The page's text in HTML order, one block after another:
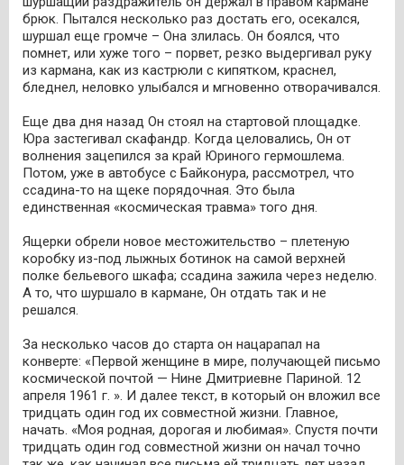
брюк. Пытался несколько раз достать его, осекался,
шуршал еще громче – Она злилась. Он боялся, что
помнет, или хуже того – порвет, резко выдергивал руку
из кармана, как из кастрюли с кипятком, краснел,
бледнел, неловко улыбался и мгновенно отворачивался.
Еще два дня назад Он стоял на стартовой площадке.
Юра застегивал скафандр. Когда целовались, Он от
волнения зацепился за край Юриного гермошлема.
Потом, уже в автобусе с Байконура, рассмотрел, что
ссадина-то на щеке порядочная. Это была
единственная «космическая травма» того дня.
Ящерки обрели новое местожительство – плетеную
коробку из-под лыжных ботинок на самой верхней
полке бельевого шкафа; ссадина зажила через неделю.
А то, что шуршало в кармане, Он отдать так и не
решался.
За несколько часов до старта он нацарапал на
конверте: «Первой женщине в мире, получающей письмо
космической почтой — Нине Дмитриевне Париной. 12
апреля 1961 г. ». И далее текст, в который он вложил все
тридцать один год их совместной жизни. Главное,
начать. «Моя родная, дорогая и любимая». Спустя почти
тридцать один год совместной жизни он начал точно